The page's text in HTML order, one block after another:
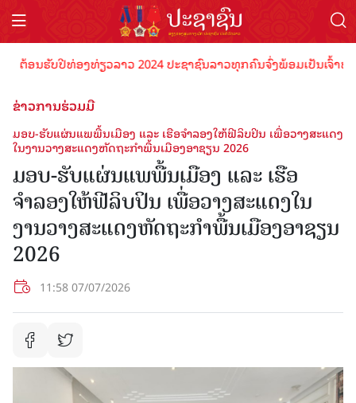
ຕ້ອນຮັບປີທ່ອງທ່ຽວລາວ 2024 ປະຊາຊົນລາວທຸກຄົນຈົ່ງພ້ອມເປັນເຈົ້າພາ
ຂ່າວການຮ່ວມມື
ມອບ-ຮັບແຜ່ນແພພື້ນເມືອງ ແລະ ເຮືອຈຳລອງໃຫ້ຟີລິບປິນ ເພື່ອວາງສະແດງ
ໃນງານວາງສະແດງຫັດຖະກຳພື້ນເມືອງອາຊຽນ 2026
ມອບ-ຮັບແຜ່ນແພພື້ນເມືອງ ແລະ ເຮືອ
ຈຳລອງໃຫ້ຟີລິບປິນ ເພື່ອວາງສະແດງໃນ
ງານວາງສະແດງຫັດຖະກຳພື້ນເມືອງອາຊຽນ
2026
11:58 07/07/2026